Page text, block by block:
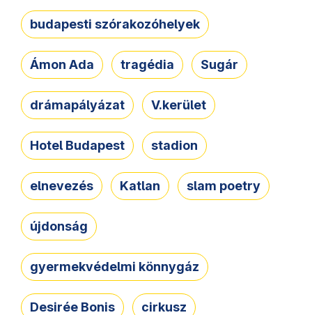
budapesti szórakozóhelyek
Ámon Ada tragédia Sugár
drámapályázat V.kerület
Hotel Budapest stadion
elnevezés Katlan slam poetry
újdonság
gyermekvédelmi könnygáz
Desirée Bonis cirkusz